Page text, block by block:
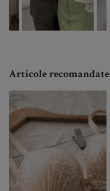
Articole recomandate